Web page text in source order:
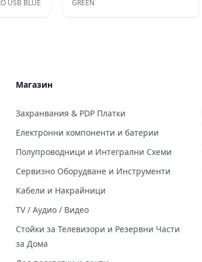
USB BLUE
GREEN
Магазин
Захранвания & PDP Платки
Електронни компоненти и батерии
Полупроводници и Интегрални Схеми
Сервизно Оборудване и Инструменти
Кабели и Накрайници
TV / Аудио / Видео
Стойки за Телевизори и Резервни Части
за Дома